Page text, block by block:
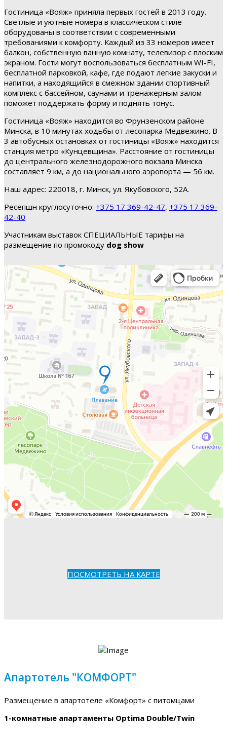
Гостиница «Вояж» приняла первых гостей в 2013 году.
Светлые и уютные номера в классическом стиле
оборудованы в соответствии с современными
требованиями к комфорту. Каждый из 33 номеров имеет
балкон, собственную ванную комнату, телевизор с плоским
экраном. Гости могут воспользоваться бесплатным WI-FI,
бесплатной парковкой, кафе, где подают легкие закуски и
напитки, а находящийся в смежном здании спортивный
комплекс с бассейном, саунами и тренажерным залом
поможет поддержать форму и поднять тонус.
Гостиница «Вояж» находится во Фрунзенском районе
Минска, в 10 минутах ходьбы от лесопарка Медвежино. В
3 автобусных остановках от гостиницы «Вояж» находится
станция метро «Кунцевщина». Расстояние от гостиницы
до центрального железнодорожного вокзала Минска
составляет 9 км, а до национального аэропорта — 56 км.
Наш адрес: 220018, г. Минск, ул. Якубовского, 52А.
Ресепшн круглосуточно: +375 17 369-42-47, +375 17 369-
42-40
Участникам выставок СПЕЦИАЛЬНЫЕ тарифы на
размещение по промокоду dog show
ПОСМОТРЕТЬ НА КАРТЕ
Апартотель "КОМФОРТ"
Размещение в апартотеле «Комфорт» с питомцами
1-комнатные апартаменты Optima Double/Twin